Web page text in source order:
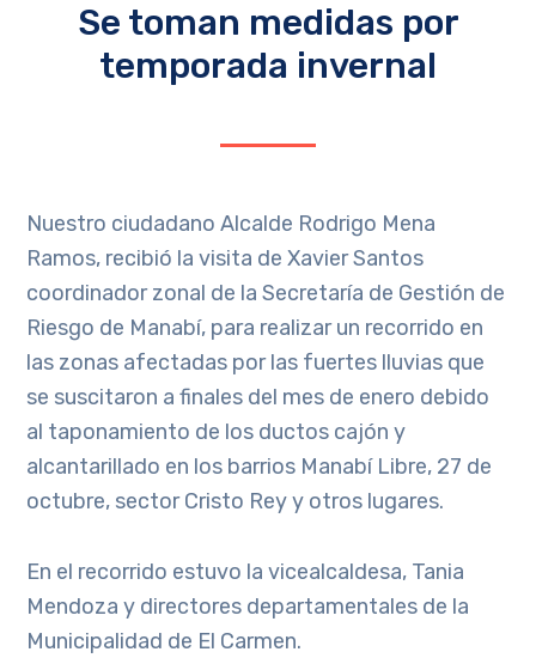
Se toman medidas por
temporada invernal
Nuestro ciudadano Alcalde Rodrigo Mena
Ramos, recibió la visita de Xavier Santos
coordinador zonal de la Secretaría de Gestión de
Riesgo de Manabí, para realizar un recorrido en
las zonas afectadas por las fuertes lluvias que
se suscitaron a finales del mes de enero debido
al taponamiento de los ductos cajón y
alcantarillado en los barrios Manabí Libre, 27 de
octubre, sector Cristo Rey y otros lugares.
En el recorrido estuvo la vicealcaldesa, Tania
Mendoza y directores departamentales de la
Municipalidad de El Carmen.